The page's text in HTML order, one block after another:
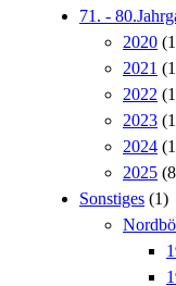
71. -
2020
2021
2022
2023
2024
2025
Sonstiges (1)